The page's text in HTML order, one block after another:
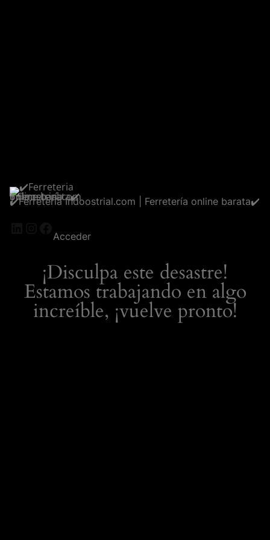
✔️Ferreteria Indoostrial.com | Ferretería online barata✔️
LinkedIn
Instagram
Facebook
Acceder
¡Disculpa este desastre!
Estamos trabajando en algo
increíble, ¡vuelve pronto!